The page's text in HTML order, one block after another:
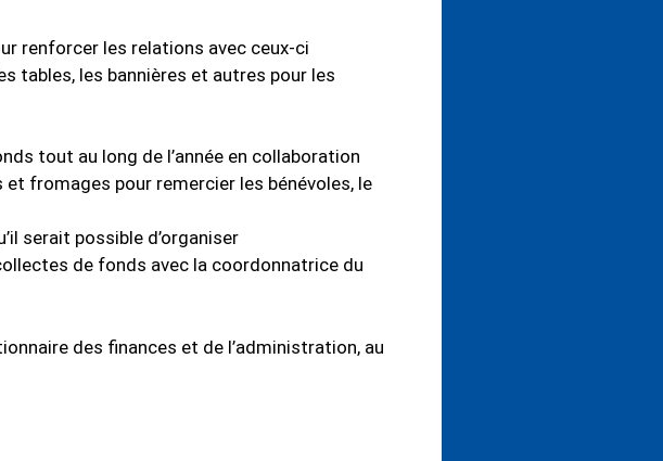
renforcer les relations avec ceux-ci
tables, les bannières et autres pour les
tout au long de l’année en collaboration
fromages pour remercier les bénévoles, le
serait possible d’organiser
de fonds avec la coordonnatrice du
des finances et de l’administration, au